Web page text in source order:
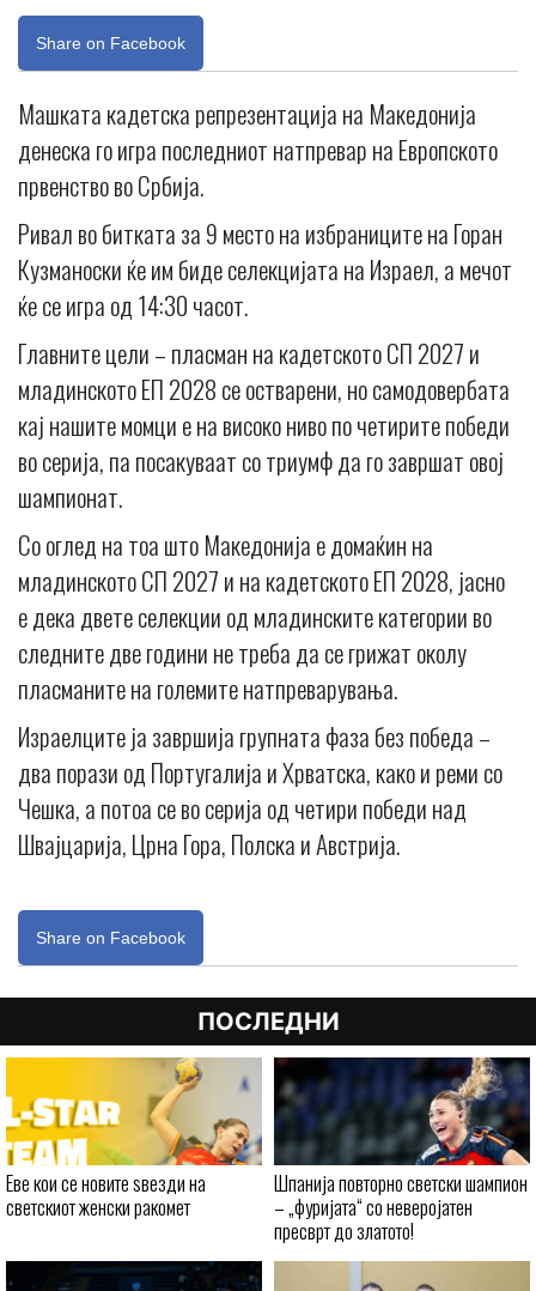
Share on Facebook
Машката кадетска репрезентација на Македонија
денеска го игра последниот натпревар на Европското
првенство во Србија.
Ривал во битката за 9 место на избраниците на Горан
Кузманоски ќе им биде селекцијата на Израел, а мечот
ќе се игра од 14:30 часот.
Главните цели – пласман на кадетското СП 2027 и
младинското ЕП 2028 се остварени, но самодовербата
кај нашите момци е на високо ниво по четирите победи
во серија, па посакуваат со триумф да го завршат овој
шампионат.
Со оглед на тоа што Македонија е домаќин на
младинското СП 2027 и на кадетското ЕП 2028, јасно
е дека двете селекции од младинските категории во
следните две години не треба да се грижат околу
пласманите на големите натпреварувања.
Израелците ја завршија групната фаза без победа –
два порази од Португалија и Хрватска, како и реми со
Чешка, а потоа се во серија од четири победи над
Швајцарија, Црна Гора, Полска и Австрија.
Share on Facebook
ПОСЛЕДНИ
Еве кои се новите ѕвезди на
светскиот женски ракомет
Шпанија повторно светски шампион
– „фуријата“ со неверојатен
пресврт до златото!